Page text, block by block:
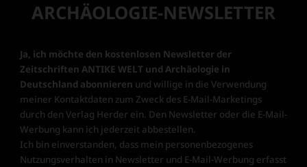
ARCHÄOLOGIE-NEWSLETTER
Ja, ich möchte den kostenlosen Newsletter der
Zeitschriften ANTIKE WELT und Archäologie in
Deutschland abonnieren und willige in die Verwendung
meiner Kontaktdaten zum Zweck des E-Mail-Marketings
durch den Verlag Herder ein. Den Newsletter oder die E-Mail-
Werbung kann ich jederzeit abbestellen.
Ich bin einverstanden, dass mein personenbezogenes
Nutzungsverhalten in Newsletter und E-Mail-Werbung erfasst